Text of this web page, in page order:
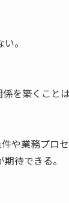
。
を築くこと
や業務プロ
待できる。